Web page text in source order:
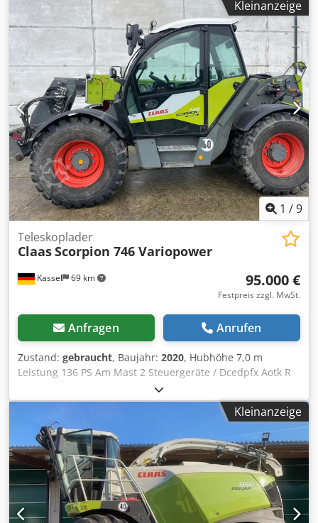
Kleinanzeige
1 /9
Kassel 69 km
Teleskoplader
ClaasScorpion 746 Variopower
95.000 €
Festpreis zzgl. MwSt.
Anfragen Anrufen
Zustand: gebraucht, Baujahr: 2020, Hubhöhe 7,0 m
Leistung 136 PS Am Mast 2 Steuergeräte / Dcedpfx Aotk R
Kleinanzeige